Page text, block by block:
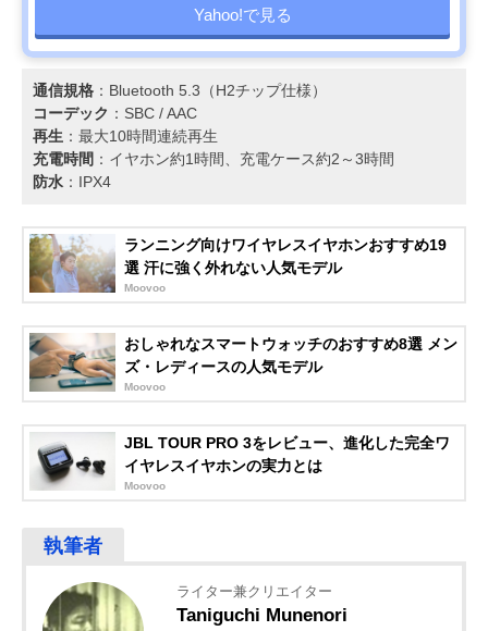
Yahoo!で見る
通信規格 ：Bluetooth 5.3（H2チップ仕様）
コーデック ：SBC / AAC
再生 ：最大10時間連続再生
充電時間 ：イヤホン約1時間、充電ケース約2～3時間
防水 ：IPX4
ランニング向けワイヤレスイヤホンおすすめ19
選 汗に強く外れない人気モデル
Moovoo
おしゃれなスマートウォッチのおすすめ8選 メン
ズ・レディースの人気モデル
Moovoo
JBL TOUR PRO 3をレビュー、進化した完全ワ
イヤレスイヤホンの実力とは
Moovoo
ライター兼クリエイター
Taniguchi Munenori